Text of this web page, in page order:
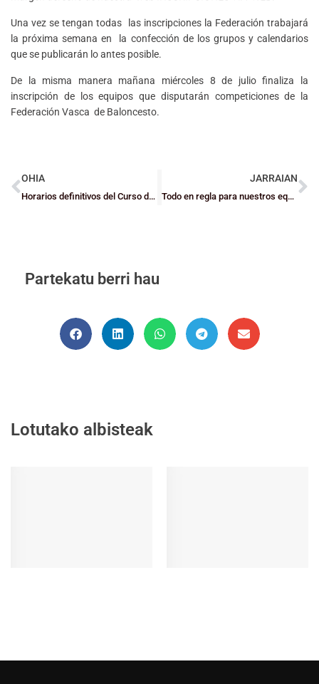
Una vez se tengan todas las inscripciones la Federación trabajará
la próxima semana en la confección de los grupos y calendarios
que se publicarán lo antes posible.
De la misma manera mañana miércoles 8 de julio finaliza la
inscripción de los equipos que disputarán competiciones de la
Federación Vasca de Baloncesto.
OHIA
Horarios definitivos del Curso de Grado 1 de Ugeraga
JARRAIAN
Todo en regla para nuestros equipos en competiciones FEB
Partekatu berri hau
Lotutako albisteak